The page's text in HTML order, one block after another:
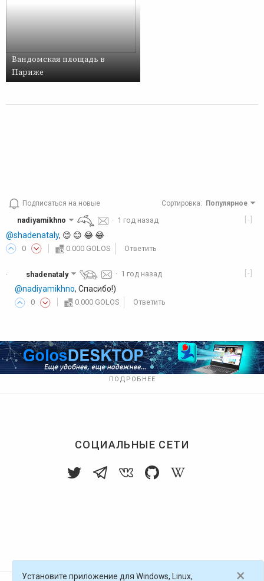
Вандомская площадь в
Париже
Подписаться на новые Сортировка: Популярное
[-]
nadiyamikhno · 1 год назад
@shadenataly, 😊 😊 😂 😂
0 0.000 GOLOS Ответить
· [-]
shadenataly · 1 год назад
@nadiyamikhno, Спасибо!)
0 0.000 GOLOS Ответить
ПОДРОБНЕЕ
СОЦИАЛЬНЫЕ СЕТИ
×
Установите приложение для Windows, Linux,